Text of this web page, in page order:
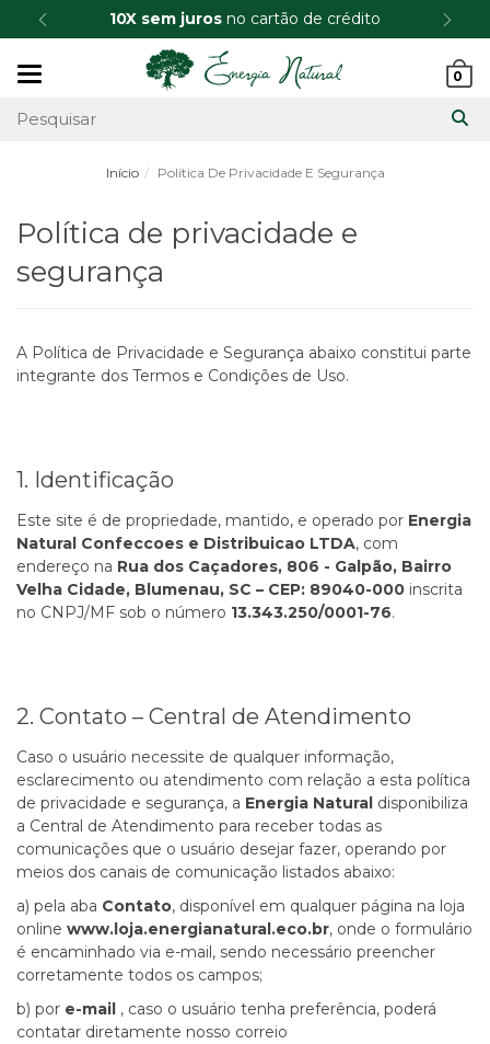
10X sem juros no cartão de crédito
0
Início Política De Privacidade E Segurança
Política de privacidade e
segurança
A Política de Privacidade e Segurança abaixo constitui parte
integrante dos Termos e Condições de Uso.
1. Identificação
Este site é de propriedade, mantido, e operado por Energia
Natural Confeccoes e Distribuicao LTDA, com
endereço na Rua dos Caçadores, 806 - Galpão, Bairro
Velha Cidade, Blumenau, SC – CEP: 89040-000 inscrita
no CNPJ/MF sob o número 13.343.250/0001-76.
2. Contato – Central de Atendimento
Caso o usuário necessite de qualquer informação,
esclarecimento ou atendimento com relação a esta política
de privacidade e segurança, a Energia Natural disponibiliza
a Central de Atendimento para receber todas as
comunicações que o usuário desejar fazer, operando por
meios dos canais de comunicação listados abaixo:
a) pela aba Contato, disponível em qualquer página na loja
online www.loja.energianatural.eco.br, onde o formulário
é encaminhado via e-mail, sendo necessário preencher
corretamente todos os campos;
b) por e-mail , caso o usuário tenha preferência, poderá
contatar diretamente nosso correio